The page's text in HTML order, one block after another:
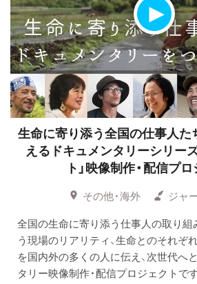
生命に寄り添う全国の仕事人た
えるドキュメンタリーシリー
ト」映像制作・配信プ
その他・海外
ジャ
全国の生命に寄り添う仕事人の取り
う現場のリアリティ、生命とのそれぞ
を国内外の多くの人に伝え、次世代へ
タリー映像制作・配信プロジェクトです